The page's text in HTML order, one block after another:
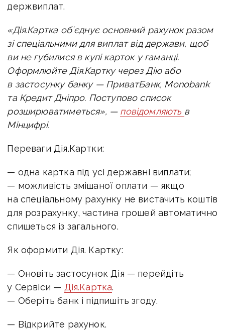
держвиплат.
«Дія.Картка обʼєднує основний рахунок разом
зі спеціальними для виплат від держави, щоб
ви не губилися в купі карток у гаманці.
Оформлюйте Дія.Картку через Дію або
в застосунку банку — ПриватБанк, Monobank
та Кредит Дніпро. Поступово список
розширюватиметься», — повідомляють в
Мінцифрі.
Переваги Дія.Картки:
— одна картка під усі державні виплати;
— можливість змішаної оплати — якщо
на спеціальному рахунку не вистачить коштів
для розрахунку, частина грошей автоматично
спишеться із загального.
Як оформити Дія. Картку:
— Оновіть застосунок Дія — перейдіть
у Сервіси — Дія.Картка.
— Оберіть банк і підпишіть згоду.
— Відкрийте рахунок.